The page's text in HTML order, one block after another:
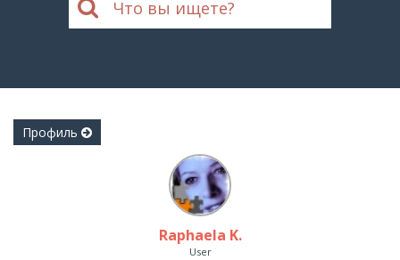
Профиль
Raphaela K.
User